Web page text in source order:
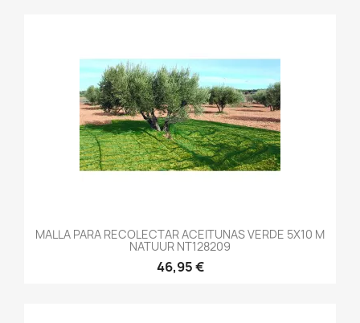
MALLA PARA RECOLECTAR ACEITUNAS VERDE 5X10 M
NATUUR NT128209
46,95 €